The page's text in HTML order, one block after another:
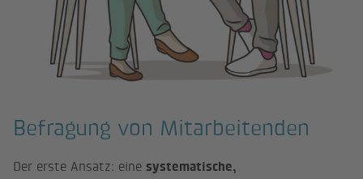
Befragung von Mitarbeitenden
Der erste Ansatz: eine systematische,